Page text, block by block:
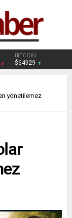
BITCOIN
$64929
yönetilemez